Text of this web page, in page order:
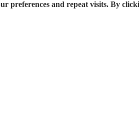
preferences and repeat visits. By